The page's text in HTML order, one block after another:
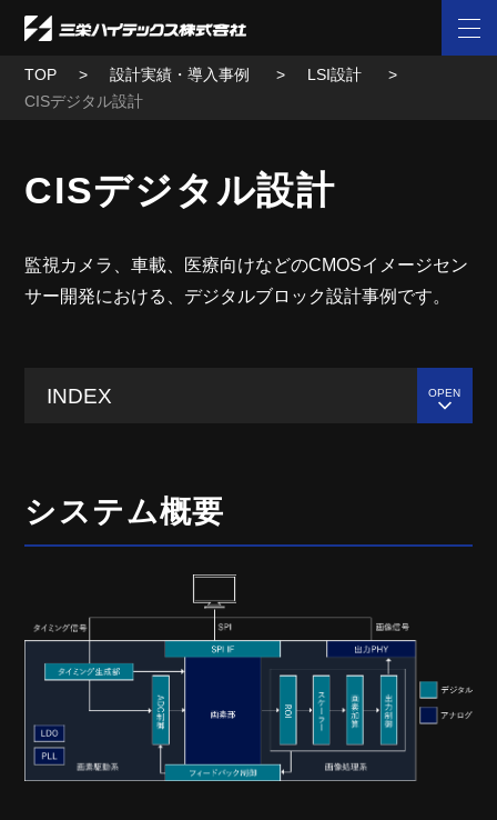
TOP 設計実績・導入事例
LSI設計
CISデジタル設計
CISデジタル設計
監視カメラ、車載、医療向けなどのCMOSイメージセン
サー開発における、デジタルブロック設計事例です。
INDEX
システム概要